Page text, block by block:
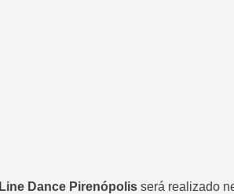
Line Dance Pirenópolis será realizado